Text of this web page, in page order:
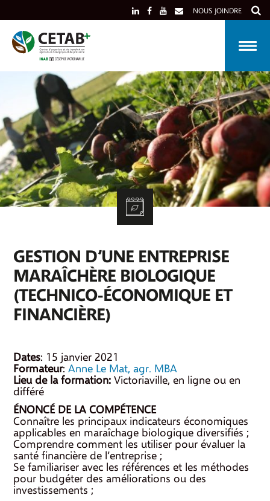
to
content
NOUS JOINDRE
GESTION D’UNE ENTREPRISE
MARAÎCHÈRE BIOLOGIQUE
(TECHNICO-ÉCONOMIQUE ET
FINANCIÈRE)
Dates: 15 janvier 2021
Formateur:Anne Le Mat, agr. MBA
Lieu de la formation: Victoriaville, en ligne ou en
différé
ÉNONCÉ DE LA COMPÉTENCE
Connaître les principaux indicateurs économiques
applicables en maraîchage biologique diversifiés ;
Comprendre comment les utiliser pour évaluer la
santé financière de l’entreprise ;
Se familiariser avec les références et les méthodes
pour budgéter des améliorations ou des
investissements ;